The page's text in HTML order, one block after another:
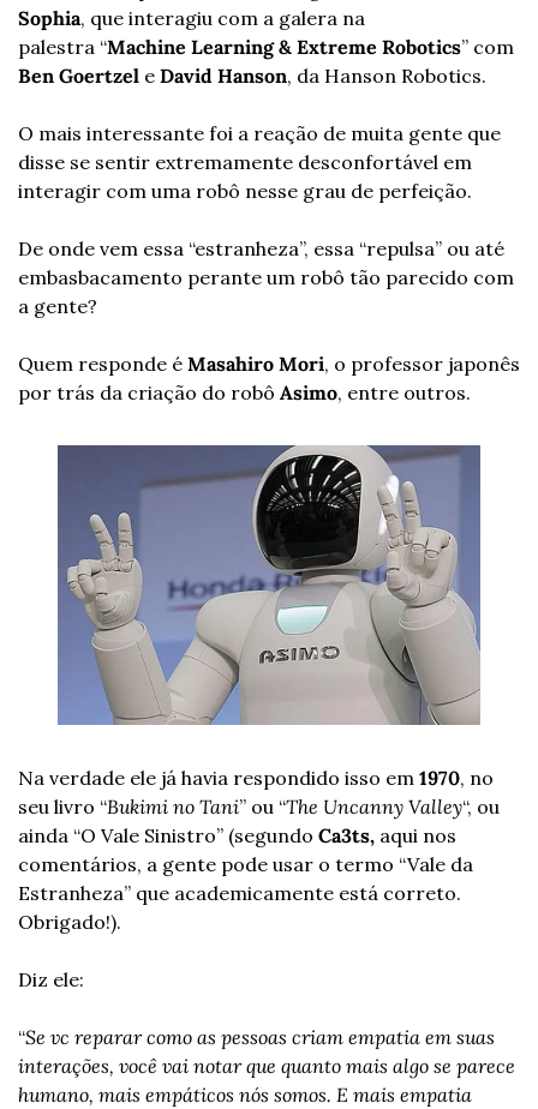
Sophia, que interagiu com a galera na
palestra “Machine Learning & Extreme Robotics
Ben Goertzel e David Hanson, da Hanson Robotics.
O mais interessante foi a reação de muita gente que
disse se sentir extremamente desconfortável em
interagir com uma robô nesse grau de perfeição.
De onde vem essa “estranheza”, essa “repulsa” ou até
embasbacamento perante um robô tão parecido com
a gente?
Quem responde é Masahiro Mori, o professor japonês
por trás da criação do robô Asimo, entre outros.
Na verdade ele já havia respondido isso em 1970, no
seu livro “Bukimi no Tani” ou “The Uncanny Valley“, ou
ainda “O Vale Sinistro” (segundo Ca3ts, aqui nos
comentários, a gente pode usar o termo “Vale da
Estranheza” que academicamente está correto.
Obrigado!).
Diz ele:
“Se vc reparar como as pessoas criam empatia em suas
interações, você vai notar que quanto mais algo se parece
humano, mais empáticos nós somos. E mais empatia